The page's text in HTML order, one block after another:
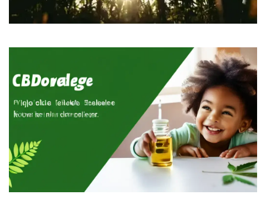
Функциональные продукты с
CBD
Красота и гигиена
CBD для животных
Какао и шоколад с CBD
Магазины